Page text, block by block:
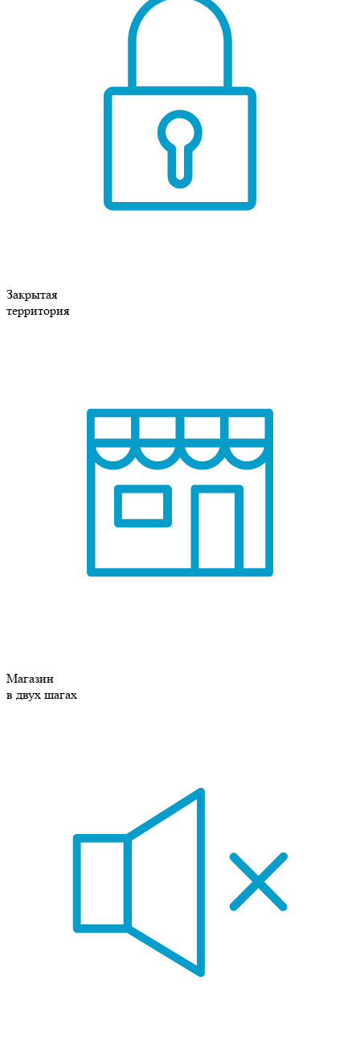
Закрытая
территория
Магазин
в двух шагах